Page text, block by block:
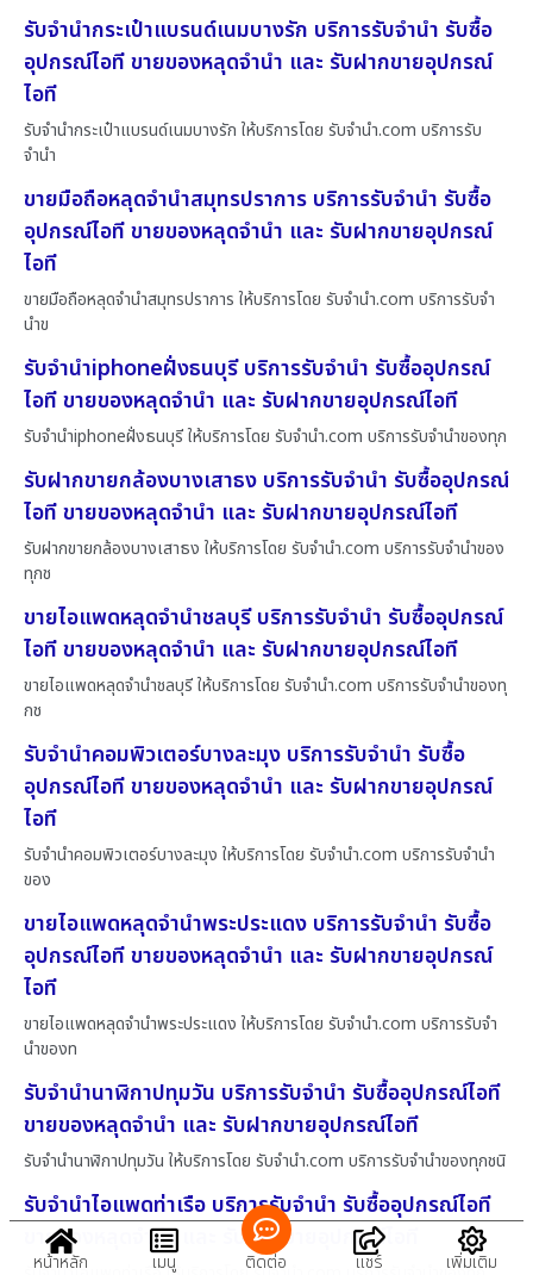
รับจำนำกระเป๋าแบรนด์เนมบางรัก บริการรับจำนำ รับซื้อ
อุปกรณ์ไอที ขายของหลุดจำนำ และ รับฝากขายอุปกรณ์
ไอที
รับจำนำกระเป๋าแบรนด์เนมบางรัก ให้บริการโดย รับจํานํา.com บริการรับ
จำนำ
ขายมือถือหลุดจำนำสมุทรปราการ บริการรับจำนำ รับซื้อ
อุปกรณ์ไอที ขายของหลุดจำนำ และ รับฝากขายอุปกรณ์
ไอที
ขายมือถือหลุดจำนำสมุทรปราการ ให้บริการโดย รับจํานํา.com บริการรับจำ
นำข
รับจำนำiphoneฝั่งธนบุรี บริการรับจำนำ รับซื้ออุปกรณ์
ไอที ขายของหลุดจำนำ และ รับฝากขายอุปกรณ์ไอที
รับจำนำiphoneฝั่งธนบุรี ให้บริการโดย รับจํานํา.com บริการรับจำนำของทุก
รับฝากขายกล้องบางเสาธง บริการรับจำนำ รับซื้ออุปกรณ์
ไอที ขายของหลุดจำนำ และ รับฝากขายอุปกรณ์ไอที
รับฝากขายกล้องบางเสาธง ให้บริการโดย รับจํานํา.com บริการรับจำนำของ
ทุกช
ขายไอแพดหลุดจำนำชลบุรี บริการรับจำนำ รับซื้ออุปกรณ์
ไอที ขายของหลุดจำนำ และ รับฝากขายอุปกรณ์ไอที
ขายไอแพดหลุดจำนำชลบุรี ให้บริการโดย รับจํานํา.com บริการรับจำนำของทุ
กช
รับจำนำคอมพิวเตอร์บางละมุง บริการรับจำนำ รับซื้อ
อุปกรณ์ไอที ขายของหลุดจำนำ และ รับฝากขายอุปกรณ์
ไอที
รับจำนำคอมพิวเตอร์บางละมุง ให้บริการโดย รับจํานํา.com บริการรับจำนำ
ของ
ขายไอแพดหลุดจำนำพระประแดง บริการรับจำนำ รับซื้อ
อุปกรณ์ไอที ขายของหลุดจำนำ และ รับฝากขายอุปกรณ์
ไอที
ขายไอแพดหลุดจำนำพระประแดง ให้บริการโดย รับจํานํา.com บริการรับจำ
นำของท
รับจำนำนาฬิกาปทุมวัน บริการรับจำนำ รับซื้ออุปกรณ์ไอที
ขายของหลุดจำนำ และ รับฝากขายอุปกรณ์ไอที
รับจำนำนาฬิกาปทุมวัน ให้บริการโดย รับจํานํา.com บริการรับจำนำของทุกชนิ
รับจำนำไอแพดท่าเรือ บริการรับจำนำ รับซื้ออุปกรณ์ไอที
ขายของหลุดจำนำ และ รับฝากขายอุปกรณ์ไอที
หน้าหลัก เมนู ติดต่อ แชร์ เพิ่มเติม